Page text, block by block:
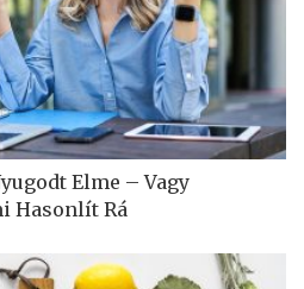
Elme – Vagy
Hasonlít Rá